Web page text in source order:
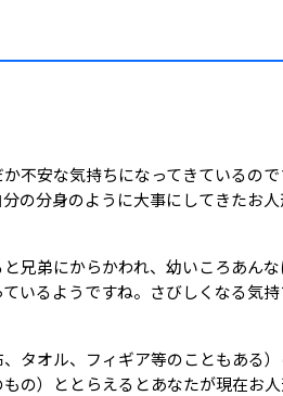
不安な気持ちになってきているの
の分身のように大事にしてきたお
兄弟にからかわれ、幼いころあん
いるようですね。さびしくなる気
タオル、フィギア等のこともある
の）ととらえるとあなたが現在お